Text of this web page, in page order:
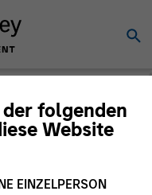
folgenden
Website
EINZELPERSON